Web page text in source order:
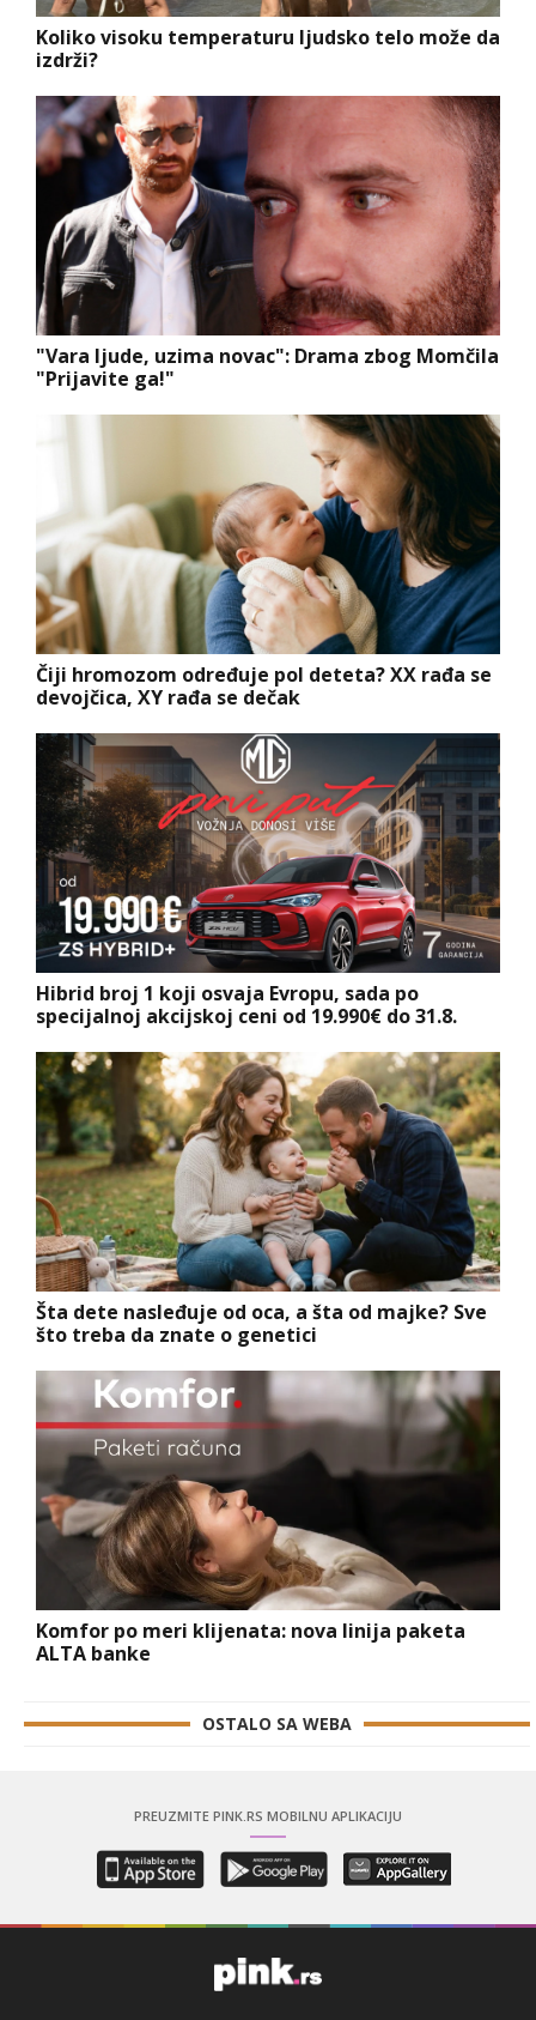
Koliko visoku temperaturu ljudsko telo može da
izdrži?
"Vara ljude, uzima novac": Drama zbog Momčila
"Prijavite ga!"
Čiji hromozom određuje pol deteta? XX rađa se
devojčica, XY rađa se dečak
Hibrid broj 1 koji osvaja Evropu, sada po
specijalnoj akcijskoj ceni od 19.990€ do 31.8.
Šta dete nasleđuje od oca, a šta od majke? Sve
što treba da znate o genetici
Komfor po meri klijenata: nova linija paketa
ALTA banke
OSTALO SA WEBA
PREUZMITE PINK.RS MOBILNU APLIKACIJU